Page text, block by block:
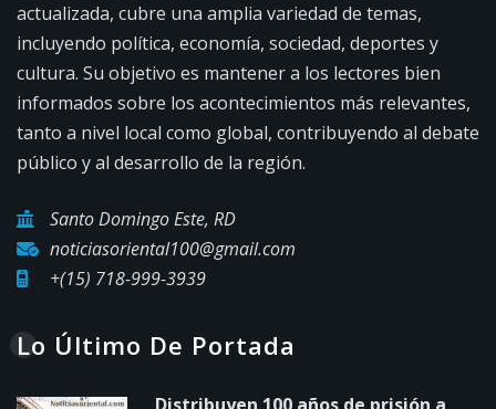
actualizada, cubre una amplia variedad de temas,
incluyendo política, economía, sociedad, deportes y
cultura. Su objetivo es mantener a los lectores bien
informados sobre los acontecimientos más relevantes,
tanto a nivel local como global, contribuyendo al debate
público y al desarrollo de la región.
Santo Domingo Este, RD
noticiasoriental100@gmail.com
+(15) 718-999-3939
Lo Último De Portada